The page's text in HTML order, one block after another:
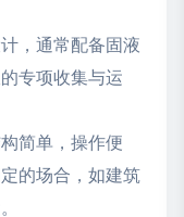
，通常配备固液
专项收集与运
构简单，操作便
的场合，如建筑